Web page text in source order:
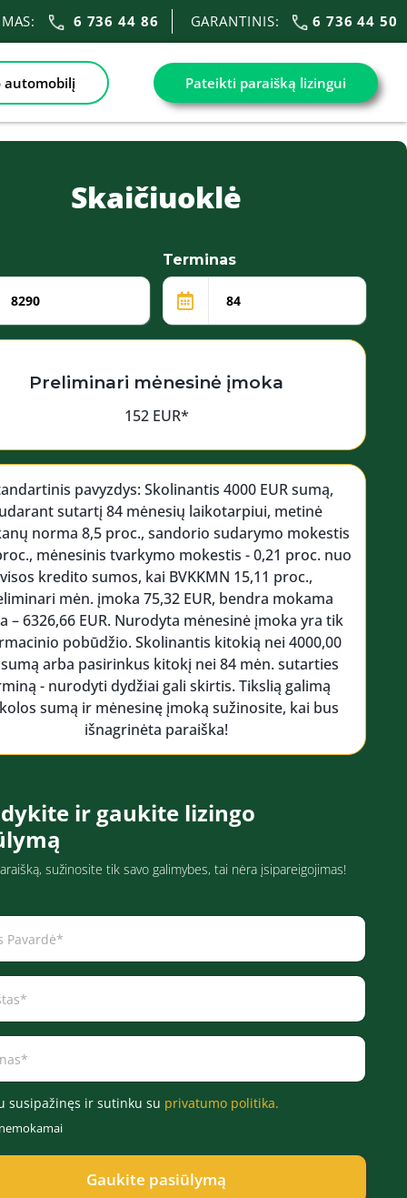
6 736 44 86 GARANTINIS: 6 736 44 50
automobilį Pateikti paraišką lizingui
Skaičiuoklė
Terminas
Preliminari mėnesinė įmoka
152 EUR*
pavyzdys: Skolinantis 4000 EUR sumą,
sutartį 84 mėnesių laikotarpiui, metinė
norma 8,5 proc., sandorio sudarymo mokestis
mėnesinis tvarkymo mokestis - 0,21 proc. nuo
visos kredito sumos, kai BVKKMN 15,11 proc.,
mėn. įmoka 75,32 EUR, bendra mokama
– 6326,66 EUR. Nurodyta mėnesinė įmoka yra tik
pobūdžio. Skolinantis kitokią nei 4000,00
arba pasirinkus kitokį nei 84 mėn. sutarties
- nurodyti dydžiai gali skirtis. Tikslią galimą
sumą ir mėnesinę įmoką sužinosite, kai bus
išnagrinėta paraiška!
ir gaukite lizingo
sužinosite tik savo galimybes, tai nėra įsipareigojimas!
susipažinęs ir sutinku su privatumo politika.
Gaukite pasiūlymą